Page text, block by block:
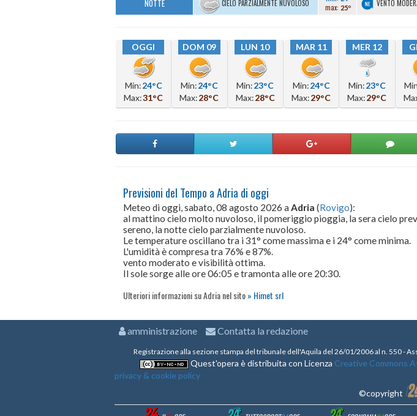
NOTTE CIELO PARZIALMENTE NUVOLOSO max: 25º VENTO
OGGI
Min:24°C
Max:31°C
DOM 09
Min:24°C
Max:28°C
LUN 10
Min:23°C
Max:28°C
MAR 11
Min:24°C
Max:29°C
MER 12
Min:23°C
Max:29°C
Previsioni del Tempo a Adria di oggi
Meteo di oggi, sabato, 08 agosto 2026 a Adria (Rovigo):
al mattino cielo molto nuvoloso, il pomeriggio pioggia, la sera cielo
sereno, la notte cielo parzialmente nuvoloso.
Le temperature oscillano tra i 31° come massima e i 24° come minima.
L'umidità è compresa tra 76% e 87%.
vento moderato e visibilità ottima.
Il sole sorge alle ore 06:05 e tramonta alle ore 20:30.
Ulteriori informazioni su Adria nel sito Himet srl
amministrazione Contatta la redazione
Registrazione alla sezione stampa del tribunale dell'Aquila del 26/01/2006 al n. 550 -
Quest'opera è distribuita con Licenza Creative Commons
privacy & cookie policy
©copyright